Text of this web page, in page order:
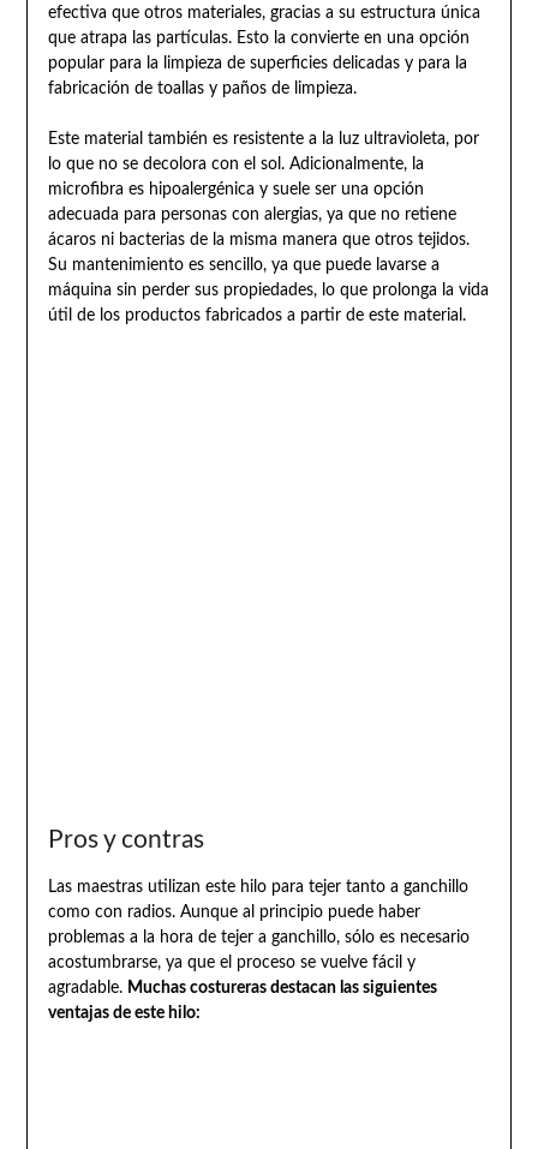
efectiva que otros materiales, gracias a su estructura única
que atrapa las partículas. Esto la convierte en una opción
popular para la limpieza de superficies delicadas y para la
fabricación de toallas y paños de limpieza.
Este material también es resistente a la luz ultravioleta, por
lo que no se decolora con el sol. Adicionalmente, la
microfibra es hipoalergénica y suele ser una opción
adecuada para personas con alergias, ya que no retiene
ácaros ni bacterias de la misma manera que otros tejidos.
Su mantenimiento es sencillo, ya que puede lavarse a
máquina sin perder sus propiedades, lo que prolonga la vida
útil de los productos fabricados a partir de este material.
Pros y contras
Las maestras utilizan este hilo para tejer tanto a ganchillo
como con radios. Aunque al principio puede haber
problemas a la hora de tejer a ganchillo, sólo es necesario
acostumbrarse, ya que el proceso se vuelve fácil y
agradable. Muchas costureras destacan las siguientes
ventajas de este hilo: